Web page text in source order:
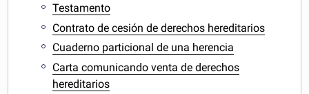
Testamento
Contrato de cesión de derechos hereditarios
Cuaderno particional de una herencia
Carta comunicando venta de derechos
hereditarios